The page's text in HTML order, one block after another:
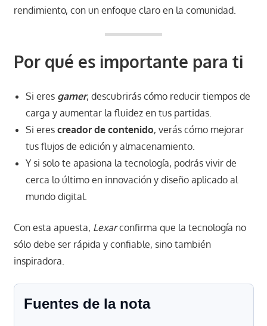
rendimiento, con un enfoque claro en la comunidad.
Por qué es importante para ti
Si eres gamer, descubrirás cómo reducir tiempos de
carga y aumentar la fluidez en tus partidas.
Si eres creador de contenido, verás cómo mejorar
tus flujos de edición y almacenamiento.
Y si solo te apasiona la tecnología, podrás vivir de
cerca lo último en innovación y diseño aplicado al
mundo digital.
Con esta apuesta, Lexarconfirma que la tecnología no
sólo debe ser rápida y confiable, sino también
inspiradora.
Fuentes de la nota